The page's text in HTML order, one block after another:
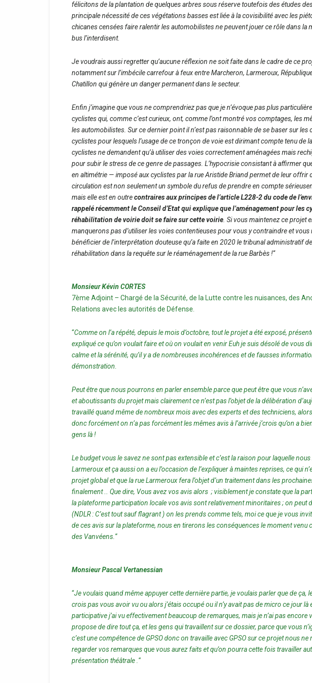
félicitons de la plantation de quelques arbres sous réserve toutefois des études
principale nécessité de ces végétations basses est liée à la covisibilité avec les
chicanes censées faire ralentir les automobilistes ne peuvent jouer ce rôle dans la
bus l’interdisent.
Je voudrais aussi regretter qu’aucune réflexion ne soit faite dans le cadre de ce
notamment sur l’imbécile carrefour à feux entre Marcheron, Larmeroux,
Chatillon qui génère un danger permanent dans le secteur.
Enfin j’imagine que vous ne comprendriez pas que je n’évoque pas plus
cyclistes qui, comme c’est curieux, ont, comme l’ont montré vos comptages, les
les automobilistes. Sur ce dernier point il n’est pas raisonnable de se baser sur les
cyclistes pour lesquels l’usage de ce tronçon de voie est dirimant compte tenu de
cyclistes ne demandent qu’à utiliser des voies correctement aménagées mais
pour subir le stress de ce genre de passages. L’hypocrisie consistant à affirmer
en altimétrie — imposé aux cyclistes par la rue Aristide Briand permet de leur offrir
circulation est non seulement un symbole du refus de prendre en compte
mais elle est en outrecontraires aux principes de l’article L228-2 du code de
rappelé récemment le Conseil d’Etat qui explique quel’aménagement pour les
réhabilitation de voirie doit se faire sur cette voirie . Si vous maintenez ce projet
manquerons pas d’utiliser les voies contentieuses pour vous y contraindre et
bénéficier de l’interprétation douteuse qu’a faite en 2020 le tribunal administratif
réhabilitation dans la requête sur le réaménagement de la rue Barbès !“
Monsieur Kévin CORTES
7ème Adjoint – Chargé de la Sécurité, de la Lutte contre les nuisances, des
Relations avec les autorités de Défense.
“Comme on l’a répété, depuis le mois d’octobre, tout le projet a été exposé,
expliqué ce qu’on voulait faire et où on voulait en venir Euh je suis désolé de vous
calme et la sérénité, qu’il y a de nombreuses incohérences et de fausses
démonstration.
Peut être que nous pourrons en parler ensemble parce que peut être que vous
et aboutissants du projet mais clairement ce n’est pas l’objet de la délibération
travaillé quand même de nombreux mois avec des experts et des techniciens,
donc forcément on n’a pas forcément les mêmes avis à l’arrivée j’crois qu’on a
gens là !
Le budget vous le savez ne sont pas extensible et c’est la raison pour laquelle
Larmeroux et ça aussi on a eu l’occasion de l’expliquer à maintes reprises, ce qui
projet global et que la rue Larmeroux fera l’objet d’un traitement dans les
finalement .. Que dire, Vous avez vos avis alors ; visiblement je constate que la
la plateforme participation locale vos avis sont relativement minoritaires ; on peut
(NDLR : C’est tout sauf flagrant ) on les prends comme tels, moi ce que je vous
de ces avis sur la plateforme, nous en tirerons les conséquences le moment venu
des Vanvéens. “
Monsieur Pascal Vertanessian
“Je voulais quand même appuyer cette dernière partie, je voulais parler que de ça,
crois pas vous avoir vu ou alors j’étais occupé ou il n’y avait pas de micro ce jour
participative j’ai vu effectivement beaucoup de remarques, mais je n’ai pas encore
propose de dire tout ça, et les gens qui travaillent sur ce dossier, parce que vous
c’est une compétence de GPSO donc on travaille avec GPSO sur ce projet nous
regarder vos remarques que vous aurez faits et qu’on pourra cette fois travailler
présentation théâtrale . “